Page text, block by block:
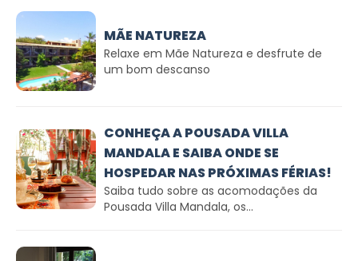
MÃE NATUREZA
Relaxe em Mãe Natureza e desfrute de
um bom descanso
CONHEÇA A POUSADA VILLA
MANDALA E SAIBA ONDE SE
HOSPEDAR NAS PRÓXIMAS FÉRIAS!
Saiba tudo sobre as acomodações da
Pousada Villa Mandala, os...